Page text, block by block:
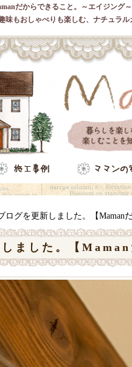
だからできること。～エイジング～
味もおしゃべりも楽しむ、ナチュラ
ログを更新しました。【Maman
ました。【